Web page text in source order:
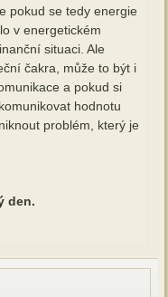
pokud se tedy energie
v energetickém
situaci. Ale
čakra, může to být i
a pokud si
hodnotu
problém, který je
den.